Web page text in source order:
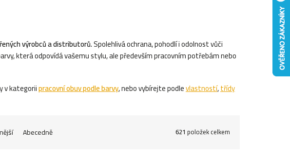
výrobců a distributorů.Spolehlivá ochrana, pohodlí i odolnost vůči
která odpovídá vašemu stylu, ale především pracovním potřebám nebo
v kategoriipracovní obuv podle barvy, nebo vybírejte podlevlastností,třídy
Abecedně 621 položek celkem